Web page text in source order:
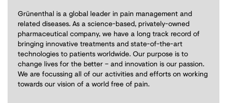
Grünenthal is a global leader in pain management and
related diseases. As a science-based, privately-owned
pharmaceutical company, we have a long track record of
bringing innovative treatments and state-of-the-art
technologies to patients worldwide. Our purpose is to
change lives for the better – and innovation is our passion.
We are focussing all of our activities and efforts on working
towards our vision of a world free of pain.